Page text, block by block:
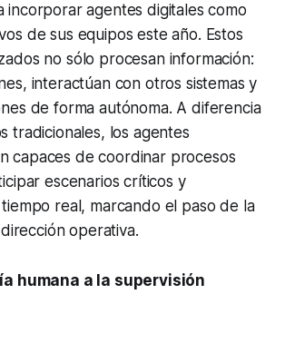
incorporar agentes digitales como
de sus equipos este año. Estos
no sólo procesan información:
interactúan con otros sistemas y
de forma autónoma. A diferencia
tradicionales, los agentes
capaces de coordinar procesos
escenarios críticos y
real, marcando el paso de la
operativa.
humana a la supervisión